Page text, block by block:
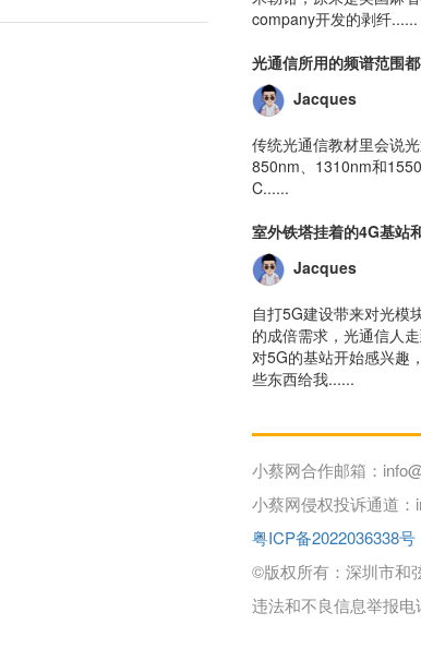
company开发的剥纤......
光通信所用的频谱范围
Jacques
传统光通信教材里会说
850nm、1310nm和
C......
室外铁塔挂着的4G基站
Jacques
自打5G建设带来对光模
的成倍需求，光通信人
对5G的基站开始感兴趣
些东西给我......
小蔡网合作邮箱：
小蔡网侵权投诉通道
粤ICP备2022036338号
©版权所有：深圳市和
违法和不良信息举报电